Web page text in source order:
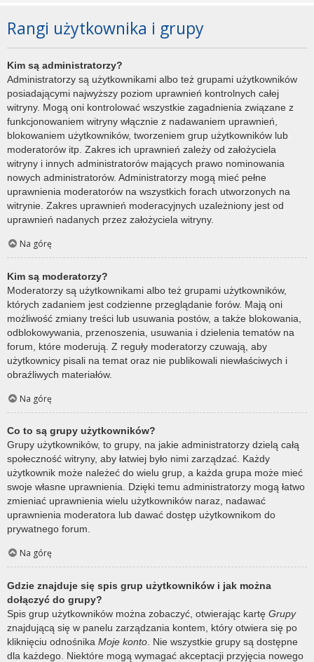
Rangi użytkownika i grupy
Kim są administratorzy?
Administratorzy są użytkownikami albo też grupami użytkowników
posiadającymi najwyższy poziom uprawnień kontrolnych całej
witryny. Mogą oni kontrolować wszystkie zagadnienia związane z
funkcjonowaniem witryny włącznie z nadawaniem uprawnień,
blokowaniem użytkowników, tworzeniem grup użytkowników lub
moderatorów itp. Zakres ich uprawnień zależy od założyciela
witryny i innych administratorów mających prawo nominowania
nowych administratorów. Administratorzy mogą mieć pełne
uprawnienia moderatorów na wszystkich forach utworzonych na
witrynie. Zakres uprawnień moderacyjnych uzależniony jest od
uprawnień nadanych przez założyciela witryny.
Na górę
Kim są moderatorzy?
Moderatorzy są użytkownikami albo też grupami użytkowników,
których zadaniem jest codzienne przeglądanie forów. Mają oni
możliwość zmiany treści lub usuwania postów, a także blokowania,
odblokowywania, przenoszenia, usuwania i dzielenia tematów na
forum, które moderują. Z reguły moderatorzy czuwają, aby
użytkownicy pisali na temat oraz nie publikowali niewłaściwych i
obraźliwych materiałów.
Na górę
Co to są grupy użytkowników?
Grupy użytkowników, to grupy, na jakie administratorzy dzielą całą
społeczność witryny, aby łatwiej było nimi zarządzać. Każdy
użytkownik może należeć do wielu grup, a każda grupa może mieć
swoje własne uprawnienia. Dzięki temu administratorzy mogą łatwo
zmieniać uprawnienia wielu użytkowników naraz, nadawać
uprawnienia moderatora lub dawać dostęp użytkownikom do
prywatnego forum.
Na górę
Gdzie znajduje się spis grup użytkowników i jak można
dołączyć do grupy?
Spis grup użytkowników można zobaczyć, otwierając kartę Grupy
znajdującą się w panelu zarządzania kontem, który otwiera się po
kliknięciu odnośnika Moje konto . Nie wszystkie grupy są dostępne
dla każdego. Niektóre mogą wymagać akceptacji przyjęcia nowego